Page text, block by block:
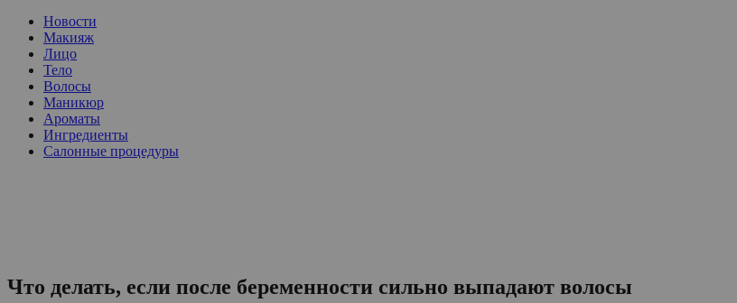
Новости
Макияж
Лицо
Тело
Волосы
Маникюр
Ароматы
Ингредиенты
Салонные процедуры
Что делать, если после беременности сильно выпадают волосы